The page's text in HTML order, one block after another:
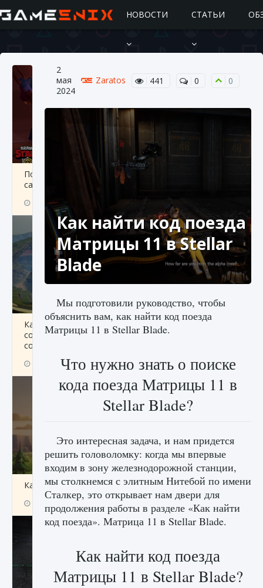
НОВОСТИ СТАТЬИ
Подробное руководство по получению
самоцветов Brawl Stars
10 августа 2024 0
Как исправить ошибку Palworld «Идет
сохранение мира — Невозможно начать
сохранение данных мира»
9 августа 2024 2 511 0 0
Как заработать медали лиги Clash of Clans
9 августа 2024 1
2
мая
2024
Zaratos 441 0 0
Как найти код поезда
Матрицы 11 в Stellar
Blade
Мы подготовили руководство, чтобы
объяснить вам, как найти код поезда
Матрицы 11 в Stellar Blade.
Что нужно знать о поиске
кода поезда Матрицы 11 в
Stellar Blade?
Это интересная задача, и нам придется
решить головоломку: когда мы впервые
входим в зону железнодорожной станции,
мы столкнемся с элитным Нитебой по имени
Сталкер, это открывает нам двери для
продолжения работы в разделе «Как найти
код поезда». Матрица 11 в Stellar Blade.
Как найти код поезда
Матрицы 11 в Stellar Blade?